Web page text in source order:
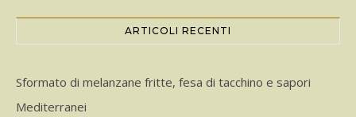
ARTICOLI RECENTI
Sformato di melanzane fritte, fesa di tacchino e sapori
Mediterranei